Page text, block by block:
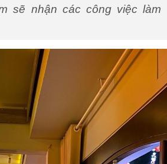
sẽ nhận các công việc làm